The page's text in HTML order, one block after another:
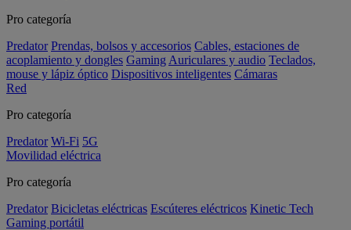
Pro categoría
Predator Prendas, bolsos y accesorios Cables, estaciones de
acoplamiento y dongles Gaming Auriculares y audio Teclados,
mouse y lápiz óptico Dispositivos inteligentes Cámaras
Red
Pro categoría
Predator Wi-Fi 5G
Movilidad eléctrica
Pro categoría
Predator Bicicletas eléctricas Escúteres eléctricos Kinetic Tech
Gaming portátil